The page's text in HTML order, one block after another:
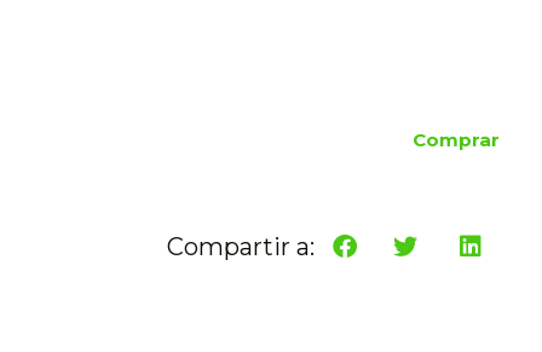
Comprar
Compartir a: